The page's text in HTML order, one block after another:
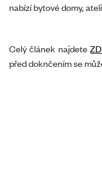
nabízí bytové domy,
Celý článek najdete
před doknčením se